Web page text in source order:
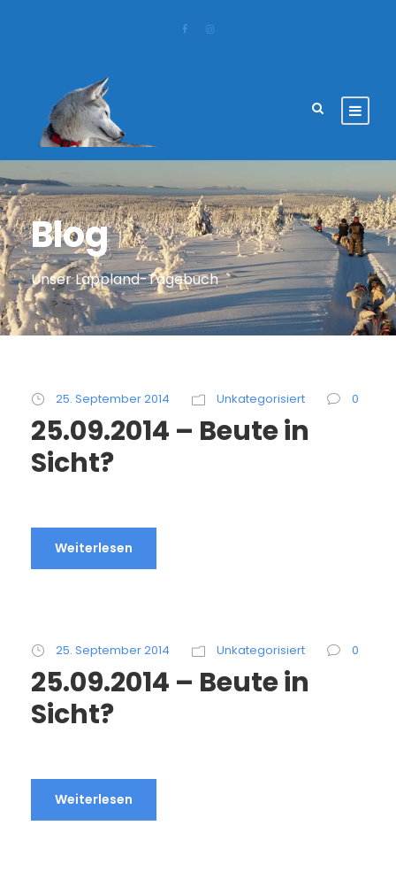
Blog
Unser Lappland-Tagebuch
25. September 2014 Unkategorisiert 0
25.09.2014 – Beute in
Sicht?
Weiterlesen
25. September 2014 Unkategorisiert 0
25.09.2014 – Beute in
Sicht?
Weiterlesen